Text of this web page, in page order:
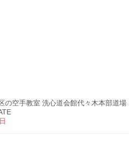
の空手教室 洗心道会館代々木本部道場